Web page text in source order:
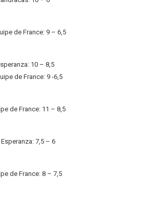
de France: 9 – 6,5
10 – 8,5
de France: 9 -6,5
de France: 11 – 8,5
7,5 – 6
de France: 8 – 7,5